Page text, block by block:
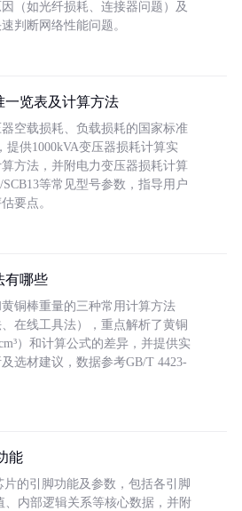
（如光纤损耗、连接器问题）及
判断网络性能问题。
一览表及计算方法
空载损耗、负载损耗的国家标准
提供1000kVA变压器损耗计算实
方法，并附电力变压器损耗计算
等常见型号参数，指导用户
要点。
有哪些
铜棒重量的三种常用计算方法
、在线工具法），重点解析了黄铜
）和计算公式的差异，并提供实
选材建议，数据参考GB/T 4423-
能
片的引脚功能及参数，包括各引脚
、内部逻辑关系等核心数据，并附